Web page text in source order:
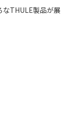
なTHULE製品が展